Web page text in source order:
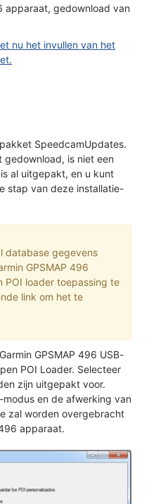
apparaat, gedownload van
nu het invullen van het
SpeedcamUpdates.
is niet een
al uitgepakt, en u kunt
stap van deze installatie-
database gegevens
GPSMAP 496
POI loader toepassing te
link om het te
GPSMAP 496 USB-
POI Loader. Selecteer
zijn uitgepakt voor.
en de afwerking van
zal worden overgebracht
apparaat.